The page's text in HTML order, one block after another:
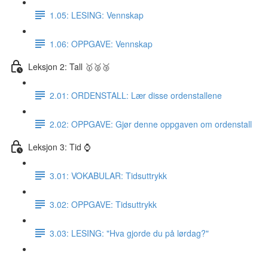
1.05: LESING: Vennskap
1.06: OPPGAVE: Vennskap
Leksjon 2: Tall 🥇🥈🥉
2.01: ORDENSTALL: Lær disse ordenstallene
2.02: OPPGAVE: Gjør denne oppgaven om ordenstall
Leksjon 3: Tid ⌚️
3.01: VOKABULAR: Tidsuttrykk
3.02: OPPGAVE: Tidsuttrykk
3.03: LESING: "Hva gjorde du på lørdag?"